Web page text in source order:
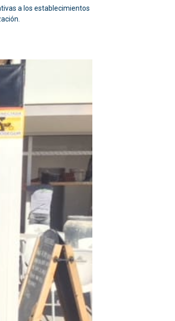
a los establecimientos